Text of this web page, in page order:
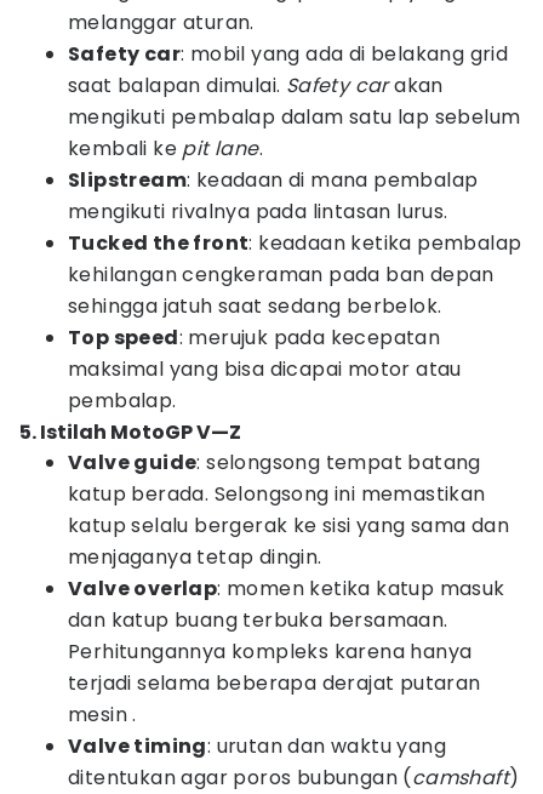
melanggar aturan.
Safety car: mobil yang ada di belakang grid
saat balapan dimulai. Safety carakan
mengikuti pembalap dalam satu lap sebelum
kembali ke pit lane.
Slipstream: keadaan di mana pembalap
mengikuti rivalnya pada lintasan lurus.
Tucked the front: keadaan ketika pembalap
kehilangan cengkeraman pada ban depan
sehingga jatuh saat sedang berbelok.
Top speed: merujuk pada kecepatan
maksimal yang bisa dicapai motor atau
pembalap.
5. Istilah MotoGP V—Z
Valve guide: selongsong tempat batang
katup berada. Selongsong ini memastikan
katup selalu bergerak ke sisi yang sama dan
menjaganya tetap dingin.
Valve overlap: momen ketika katup masuk
dan katup buang terbuka bersamaan.
Perhitungannya kompleks karena hanya
terjadi selama beberapa derajat putaran
mesin .
Valve timing: urutan dan waktu yang
ditentukan agar poros bubungan (camshaft)